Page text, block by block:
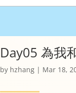
Day05 為我
by hzhang | Mar 18,